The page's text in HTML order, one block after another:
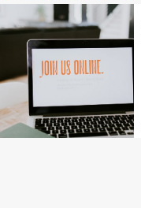
その他
ドキドキ
特集